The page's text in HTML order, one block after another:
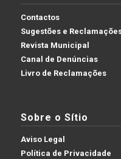
Contactos
Sugestões e
Revista Municipal
Canal de Denúncias
Livro de Reclamações
Sobre o Sítio
Aviso Legal
Política de Privacidade